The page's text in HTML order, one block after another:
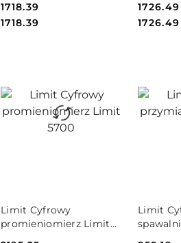
Cena:
1718.39
Cena:
1718.39
Cena:
1726.49
Cena:
1726.49
Limit Cyfrowy
promieniomierz Limit
DO KOSZYKA
Limit